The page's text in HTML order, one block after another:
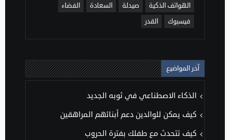
الهواتف الذكية
صيدلة السعادة
الفضاء
فيسبوك
القدر
آخر المواضيع
الذكاء الاصطناعي في ثوبه الجديد
كيف يمكن للوالدين دعم أبنائهم المراهقين
كيف تتحدث مع طفلك بفترة الحروب